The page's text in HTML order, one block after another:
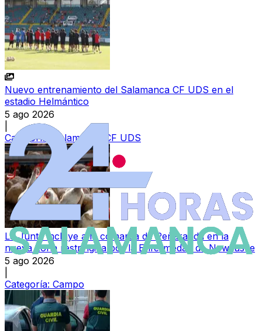
Nuevo entrenamiento del Salamanca CF UDS en el
estadio Helmántico
5 ago 2026
Categoría:
Salamanca CF UDS
La Junta incluye a la comarca de Peñaranda en la
nueva zona restringida por la Enfermedad de Newcastle
5 ago 2026
Categoría: Campo